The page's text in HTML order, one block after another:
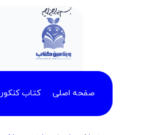
صفحه اصلی کتاب کنکور